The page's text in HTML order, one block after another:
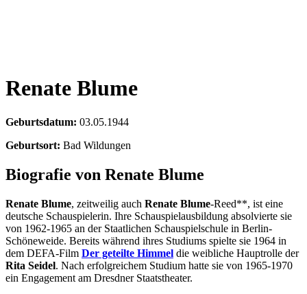
Renate Blume
Geburtsdatum: 03.05.1944
Geburtsort: Bad Wildungen
Biografie von Renate Blume
Renate Blume, zeitweilig auch Renate Blume-Reed**, ist eine
deutsche Schauspielerin. Ihre Schauspielausbildung absolvierte sie
von 1962-1965 an der Staatlichen Schauspielschule in Berlin-
Schöneweide. Bereits während ihres Studiums spielte sie 1964 in
dem DEFA-Film Der geteilte Himmel die weibliche Hauptrolle der
Rita Seidel. Nach erfolgreichem Studium hatte sie von 1965-1970
ein Engagement am Dresdner Staatstheater.